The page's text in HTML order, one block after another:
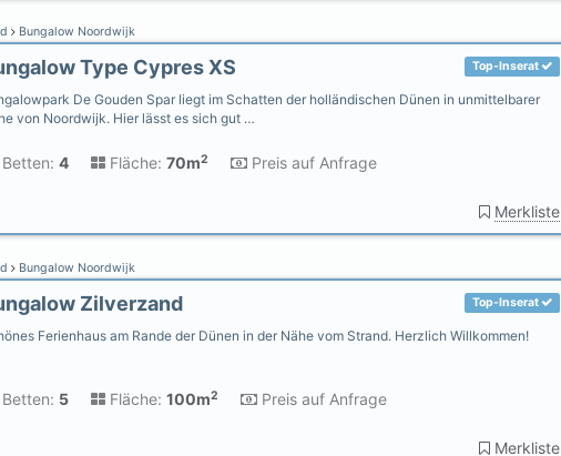
Bungalow Noordwijk
Top-Inserat
Type Cypres XS
De Gouden Spar liegt im Schatten der holländischen Dünen in unmittelbarer
von Noordwijk. Hier lässt es sich gut …
Betten: 4 Fläche: 70m2 Preis auf Anfrage
Merkliste
Bungalow Noordwijk
Top-Inserat
Zilverzand
Ferienhaus am Rande der Dünen in der Nähe vom Strand. Herzlich Willkommen!
Betten: 5 Fläche: 100m2 Preis auf Anfrage
Merkliste